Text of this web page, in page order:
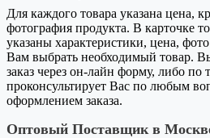
Для каждого товара указана цена,
фотография продукта. В карточке
указаны характеристики, цена,
Вам выбрать необходимый товар.
заказ через он-лайн форму, либо
проконсультирует Вас по любым
оформлением заказа.
Оптовый Поставщик в